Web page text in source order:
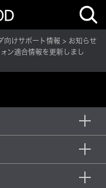
向けサポート情報
お知らせ
ン適合情報を更新しまし